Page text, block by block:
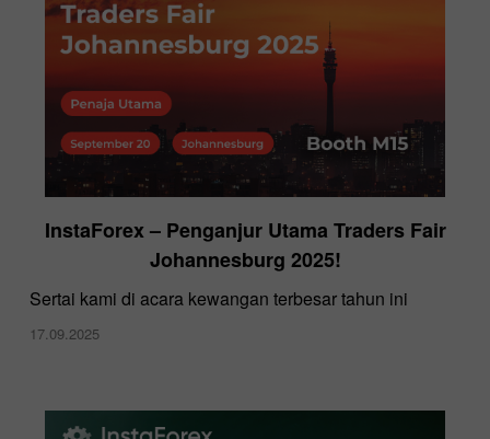
InstaForex – Penganjur Utama Traders Fair
Johannesburg 2025!
Sertai kami di acara kewangan terbesar tahun ini
17.09.2025